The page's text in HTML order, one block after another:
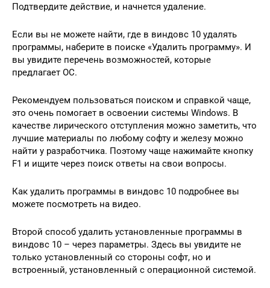
Подтвердите действие, и начнется удаление.
Если вы не можете найти, где в виндовс 10 удалять
программы, наберите в поиске «Удалить программу». И
вы увидите перечень возможностей, которые
предлагает ОС.
Рекомендуем пользоваться поиском и справкой чаще,
это очень помогает в освоении системы Windows. В
качестве лирического отступления можно заметить, что
лучшие материалы по любому софту и железу можно
найти у разработчика. Поэтому чаще нажимайте кнопку
F1 и ищите через поиск ответы на свои вопросы.
Как удалить программы в виндовс 10 подробнее вы
можете посмотреть на видео.
Второй способ удалить установленные программы в
виндовс 10 – через параметры. Здесь вы увидите не
только установленный со стороны софт, но и
встроенный, установленный с операционной системой.